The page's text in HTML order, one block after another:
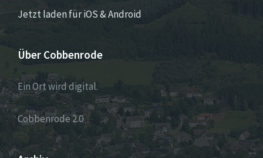
Jetzt laden für iOS & Android
Über Cobbenrode
Ein Ort wird digital.
Cobbenrode 2.0